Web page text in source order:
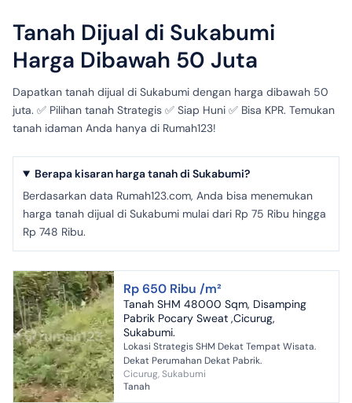
Tanah Dijual di Sukabumi
Harga Dibawah 50 Juta
Dapatkan tanah dijual di Sukabumi dengan harga dibawah 50
juta. ✅ Pilihan tanah Strategis ✅ Siap Huni ✅ Bisa KPR. Temukan
tanah idaman Anda hanya di Rumah123!
Berapa kisaran harga tanah di Sukabumi?
Berdasarkan data Rumah123.com, Anda bisa menemukan
harga tanah dijual di Sukabumi mulai dari Rp 75 Ribu hingga
Rp 748 Ribu.
Rp 650 Ribu /m²
Tanah SHM 48000 Sqm, Disamping
Pabrik Pocary Sweat ,Cicurug,
Sukabumi.
Lokasi Strategis SHM Dekat Tempat Wisata.
Dekat Perumahan Dekat Pabrik.
Cicurug, Sukabumi
Tanah